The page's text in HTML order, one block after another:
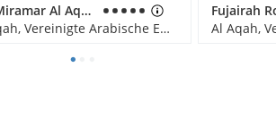
JAZ Miramar Al Aqah
Al Aqah, Vereinigte Arabische Emirate